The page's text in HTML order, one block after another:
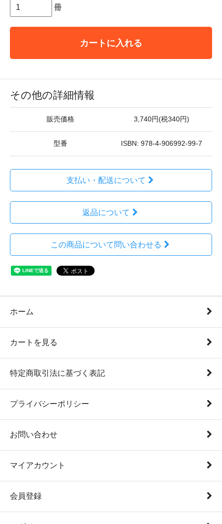
冊
カートに入れる
その他の詳細情報
販売価格 3,740円(税340円)
型番 ISBN: 978-4-906992-99-7
支払い・配送について
返品について
この商品について問い合わせる
ホーム
カートを見る
特定商取引法に基づく表記
プライバシーポリシー
お問い合わせ
マイアカウント
会員登録